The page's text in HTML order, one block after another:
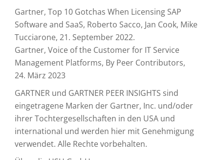
Gartner, Top 10 Gotchas When Licensing SAP
Software and SaaS, Roberto Sacco, Jan Cook, Mike
Tucciarone, 21. September 2022.
Gartner, Voice of the Customer for IT Service
Management Platforms, By Peer Contributors,
24. März 2023
GARTNER und GARTNER PEER INSIGHTS sind
eingetragene Marken der Gartner, Inc. und/oder
ihrer Tochtergesellschaften in den USA und
international und werden hier mit Genehmigung
verwendet. Alle Rechte vorbehalten.